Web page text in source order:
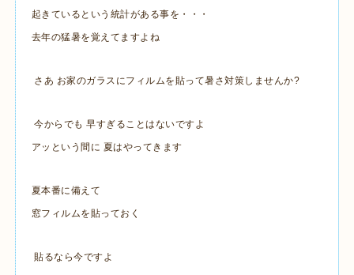
起きているという統計がある事を・・・
去年の猛暑を覚えてますよね
さあ お家のガラスにフィルムを貼って暑さ対策しませんか?
今からでも 早すぎることはないですよ
アッという間に 夏はやってきます
夏本番に備えて
窓フィルムを貼っておく
貼るなら今ですよ